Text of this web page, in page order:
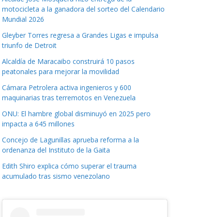
motocicleta a la ganadora del sorteo del Calendario
Mundial 2026
Gleyber Torres regresa a Grandes Ligas e impulsa
triunfo de Detroit
Alcaldía de Maracaibo construirá 10 pasos
peatonales para mejorar la movilidad
Cámara Petrolera activa ingenieros y 600
maquinarias tras terremotos en Venezuela
ONU: El hambre global disminuyó en 2025 pero
impacta a 645 millones
Concejo de Lagunillas aprueba reforma a la
ordenanza del Instituto de la Gaita
Edith Shiro explica cómo superar el trauma
acumulado tras sismo venezolano